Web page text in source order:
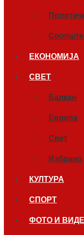
ЕКОНОМИЈА
СВЕТ
Балкан
Европа
Свет
Избрано
КУЛТУРА
СПОРТ
ФОТО И